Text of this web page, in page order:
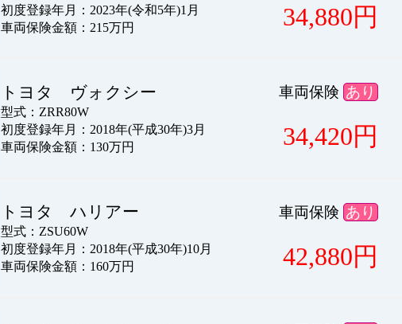
初度登録年月：2023年(令和5年)1月
車両保険金額：215万円
34,880円
トヨタ ヴォクシー
型式：ZRR80W
初度登録年月：2018年(平成30年)3月
車両保険金額：130万円
車両保険 あり
34,420円
トヨタ ハリアー
型式：ZSU60W
初度登録年月：2018年(平成30年)10月
車両保険金額：160万円
車両保険 あり
42,880円